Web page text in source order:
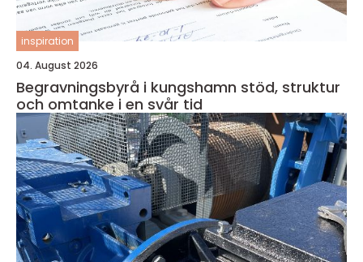
inspiration
04. August 2026
Begravningsbyrå i kungshamn stöd, struktur
och omtanke i en svår tid